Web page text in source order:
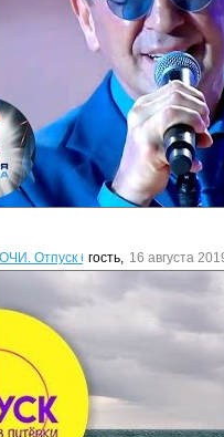
Отпуск без путевки
гость, 16 августа